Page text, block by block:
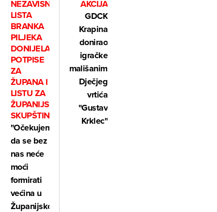
NEZAVISNA
LISTA
BRANKA
PILJEKA
DONIJELA
POTPISE
ZA
ŽUPANA I
LISTU ZA
ŽUPANIJSKU
SKUPŠTINU
"Očekujemo
da se bez
nas neće
moći
formirati
većina u
Županijskoj
AKCIJA
GDCK
Krapina
donirao
igračke
mališanima
Dječjeg
vrtića
"Gustav
Krklec"